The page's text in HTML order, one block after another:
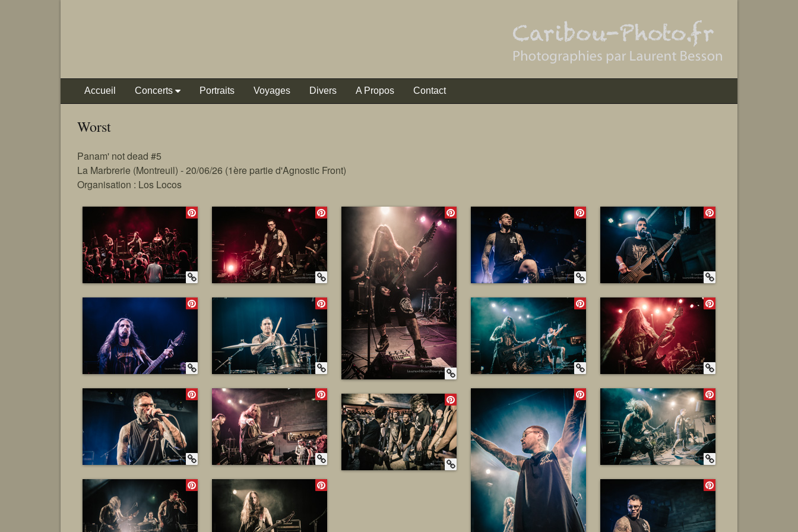
Accueil Concerts Portraits Voyages Divers A Propos Contact
Worst
Panam' not dead #5
La Marbrerie (Montreuil) - 20/06/26 (1ère partie d'Agnostic Front)
Organisation : Los Locos